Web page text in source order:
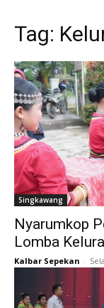
Tag:
Singkawang
Nyarumkop
Lomba
Kalbar Sepekan -